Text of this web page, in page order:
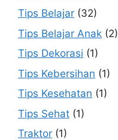
Tips Belajar (32)
Tips Belajar Anak (2)
Tips Dekorasi (1)
Tips Kebersihan (1)
Tips Kesehatan (1)
Tips Sehat (1)
Traktor (1)